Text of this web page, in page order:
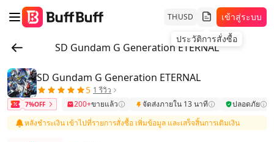
THUSD
ประวัติการสั่งซื้อ
เข้าสู่ระบบ
SD Gundam G Generation ETERNAL
SD Gundam G Generation ETERNAL
5 1 รีวิว
7%OFF 200+ขายแล้ว จัดส่งภายใน 13 นาที
ปลอดภัย
หลังชำระเงิน เข้าไปที่รายการสั่งซื้อ เพิ่มข้อมูล และเสร็จสิ้นการเติมเงิน